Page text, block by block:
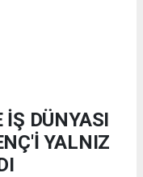
İŞ DÜNYASI
YALNIZ